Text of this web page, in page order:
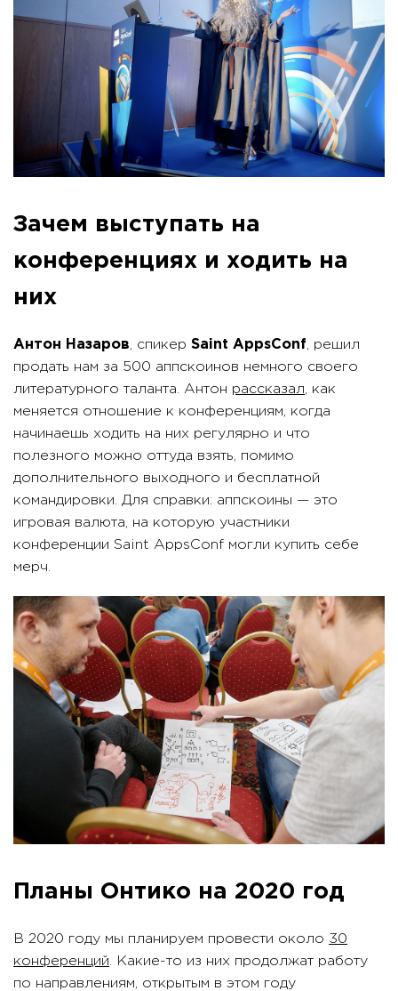
Зачем выступать на
конференциях и ходить на
них
Антон Назаров, спикер Saint AppsConf, решил
продать нам за 500 аппскоинов немного своего
литературного таланта. Антон рассказал, как
меняется отношение к конференциям, когда
начинаешь ходить на них регулярно и что
полезного можно оттуда взять, помимо
дополнительного выходного и бесплатной
командировки. Для справки: аппскоины — это
игровая валюта, на которую участники
конференции Saint AppsConf могли купить себе
мерч.
Планы Онтико на 2020 год
В 2020 году мы планируем провести около 30
конференций . Какие-то из них продолжат работу
по направлениям, открытым в этом году